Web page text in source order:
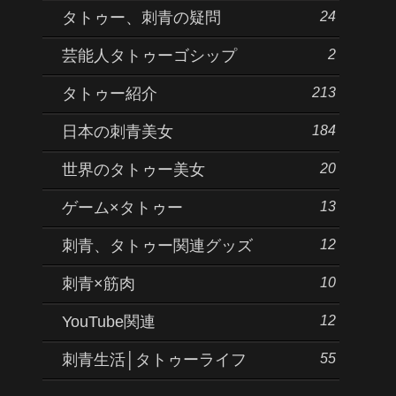
タトゥー、刺青の疑問 24
芸能人タトゥーゴシップ 2
タトゥー紹介 213
日本の刺青美女 184
世界のタトゥー美女 20
ゲーム×タトゥー 13
刺青、タトゥー関連グッズ 12
刺青×筋肉 10
YouTube関連 12
刺青生活│タトゥーライフ 55